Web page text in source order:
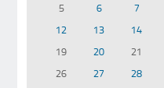
5
6 7
12
13 14
19
20 21
26
27 28